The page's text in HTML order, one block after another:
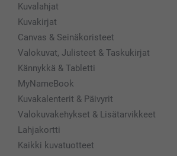
Kuvalahjat
Kuvakirjat
Canvas & Seinäkoristeet
Valokuvat, Julisteet & Taskukirjat
Kännykkä & Tabletti
MyNameBook
Kuvakalenterit & Päivyrit
Valokuvakehykset & Lisätarvikkeet
Lahjakortti
Kaikki kuvatuotteet